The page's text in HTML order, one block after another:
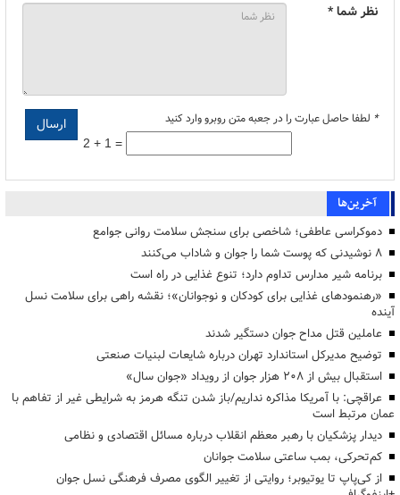
نظر شما *
* لطفا حاصل عبارت را در جعبه متن روبرو وارد کنید
2 + 1 =
آخرین‌ها
دموکراسی عاطفی؛ شاخصی برای سنجش سلامت روانی جوامع
۸ نوشیدنی که پوست شما را جوان و شاداب می‌کنند
برنامه شیر مدارس تداوم دارد؛ تنوع غذایی در راه است
«رهنمودهای غذایی برای کودکان و نوجوانان»؛ نقشه راهی برای سلامت نسل
آینده
عاملین قتل مداح جوان دستگیر شدند
توضیح مدیرکل استاندارد تهران درباره شایعات لبنیات صنعتی
استقبال بیش از ۲۰۸ هزار جوان از رویداد «جوان سال»
عراقچی: با آمریکا مذاکره نداریم/باز شدن تنگه هرمز به شرایطی غیر از تفاهم با
عمان مرتبط است
دیدار پزشکیان با رهبر معظم انقلاب درباره مسائل اقتصادی و نظامی
کم‌تحرکی، بمب ساعتی سلامت جوانان
از کی‌پاپ تا یوتیوبر؛ روایتی از تغییر الگوی مصرف فرهنگی نسل جوان